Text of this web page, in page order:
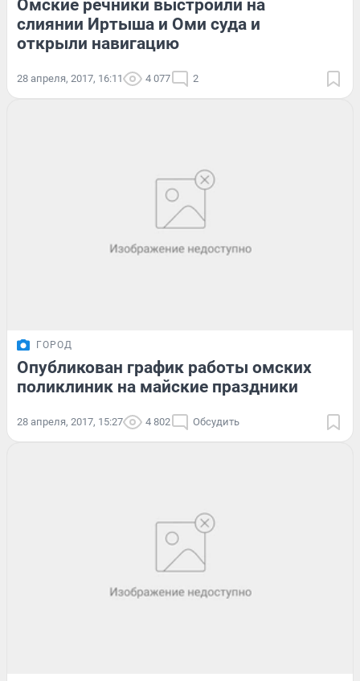
Омские речники выстроили на
слиянии Иртыша и Оми суда и
открыли навигацию
28 апреля, 2017, 16:11 4 077 2
ГОРОД
Опубликован график работы омских
поликлиник на майские праздники
28 апреля, 2017, 15:27 4 802 Обсудить